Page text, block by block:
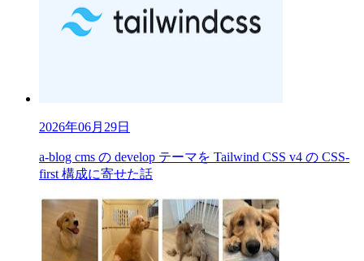
2026年06月29日
a-blog cms の develop テーマを Tailwind CSS v4 の CSS-
first 構成に寄せた話